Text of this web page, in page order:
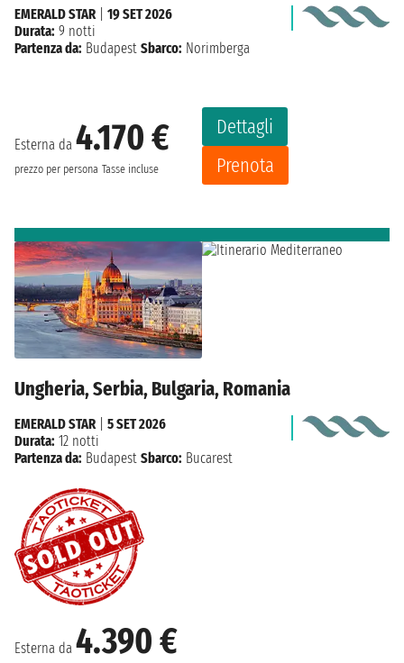
Esterna da 4.170 €
prezzo per persona Tasse incluse
Dettagli
Prenota
EMERALD STAR| 19 SET 2026
Durata: 9 notti
Partenza da: Budapest Sbarco: Norimberga
Ungheria, Serbia, Bulgaria, Romania
Esterna da 4.390 €
EMERALD STAR| 5 SET 2026
Durata: 12 notti
Partenza da: Budapest Sbarco: Bucarest